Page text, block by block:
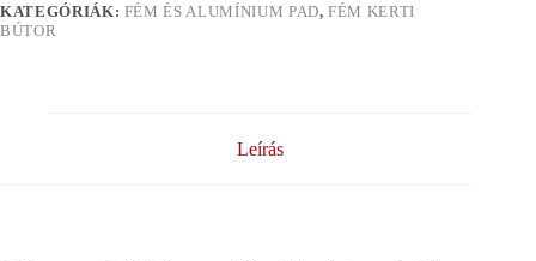
KATEGÓRIÁK: FÉM ÉS ALUMÍNIUM PAD,FÉM KERTI
BÚTOR
Leírás